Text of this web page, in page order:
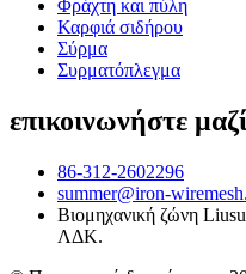
Φράχτη και πύλη
Καρφιά σιδήρου
Σύρμα
Συρματόπλεγμα
επικοινωνήστε
86-312-2602296
summer@iron-
Βιομηχανική ζώνη
ΛΔΚ.